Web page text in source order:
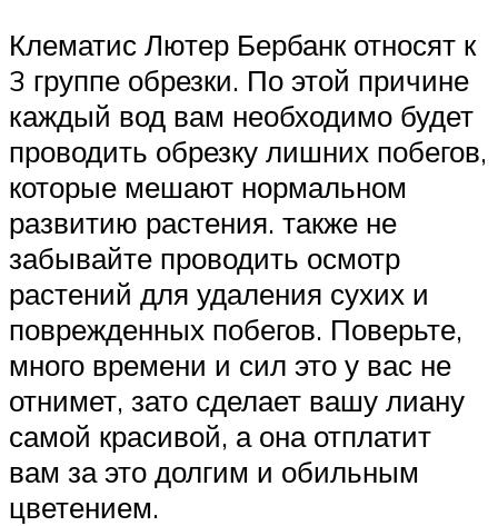
Клематис Лютер Бербанк относят к
3 группе обрезки. По этой причине
каждый вод вам необходимо будет
проводить обрезку лишних побегов,
которые мешают нормальном
развитию растения. также не
забывайте проводить осмотр
растений для удаления сухих и
поврежденных побегов. Поверьте,
много времени и сил это у вас не
отнимет, зато сделает вашу лиану
самой красивой, а она отплатит
вам за это долгим и обильным
цветением.